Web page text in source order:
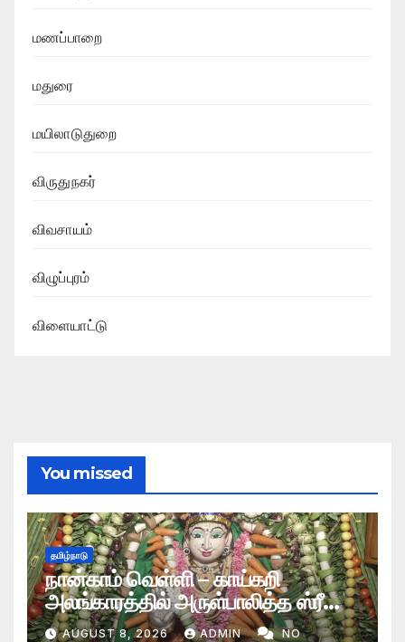
மணப்பாறை
மதுரை
மயிலாடுதுறை
விருதுநகர்
விவசாயம்
விழுப்புரம்
விளையாட்டு
You missed
தமிழ்நாடு
நான்காம் வெள்ளி – காய்கறி
அலங்காரத்தில் அருள்பாலித்த ஸ்ரீ
தாய் மூகாம்பிகை அம்மன்
AUGUST 8, 2026 ADMIN NO